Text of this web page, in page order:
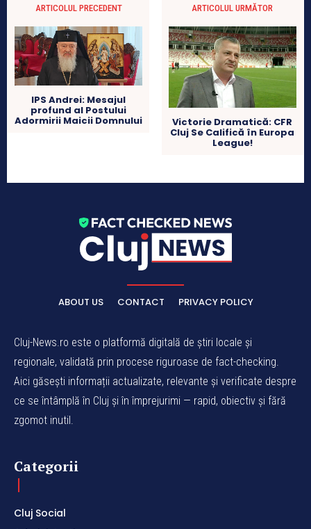
ARTICOLUL PRECEDENT
IPS Andrei: Mesajul
profund al Postului
Adormirii Maicii Domnului
ARTICOLUL URMĂTOR
Victorie Dramatică: CFR
Cluj Se Califică în Europa
League!
ABOUT US CONTACT PRIVACY POLICY
Cluj-News.ro este o platformă digitală de știri locale și
regionale, validată prin procese riguroase de fact-checking.
Aici găsești informații actualizate, relevante și verificate despre
ce se întâmplă în Cluj și în împrejurimi — rapid, obiectiv și fără
zgomot inutil.
Categorii
Cluj Social